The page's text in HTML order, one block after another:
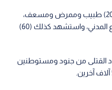
وبلغ عدد شهداء الكوادر الطبية (201) طبيب وممرض ومسعف،
كما واستشهد (22) من رجال الدفاع المدني، واستشهد كذلك (60)
القتلى من جنود ومستوطنين